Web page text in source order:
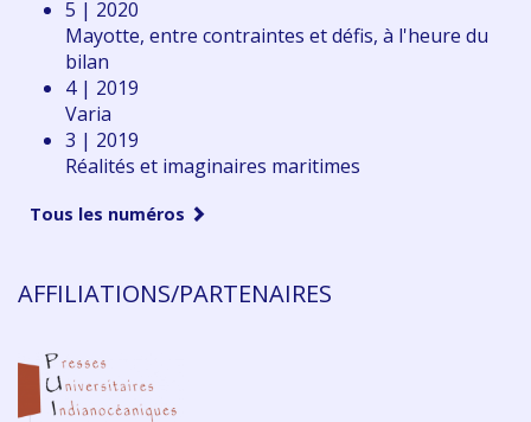
5 | 2020
Mayotte, entre contraintes et défis, à l'heure du
bilan
4 | 2019
Varia
3 | 2019
Réalités et imaginaires maritimes
Tous les numéros
AFFILIATIONS/PARTENAIRES